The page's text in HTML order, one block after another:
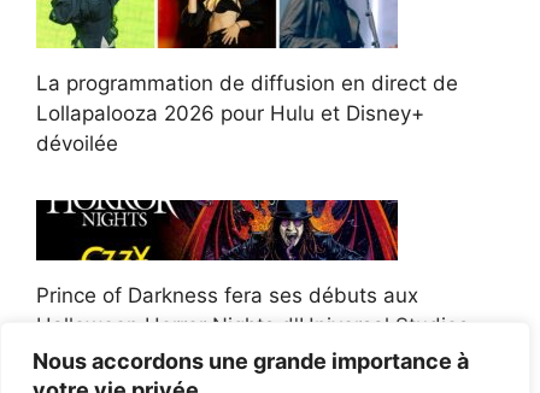
Nous accordons une grande importance à
La programmation de diffusion en direct de
Lollapalooza 2026 pour Hulu et Disney+
dévoilée
Prince of Darkness fera ses débuts aux
Halloween Horror Nights d'Universal Studios